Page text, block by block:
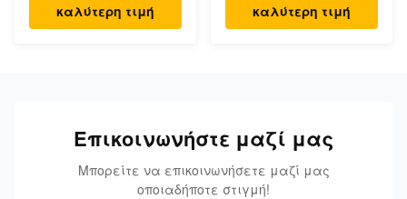
καλύτερη τιμή
καλύτερη τιμή
Επικοινωνήστε μαζί μας
Μπορείτε να επικοινωνήσετε μαζί μας
οποιαδήποτε στιγμή!